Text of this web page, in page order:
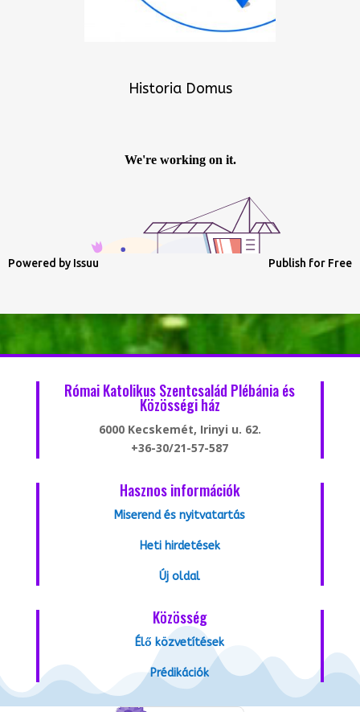
Historia Domus
Powered by Issuu Publish for Free
Római Katolikus Szentcsalád Plébánia és
Közösségi ház
6000 Kecskemét, Irinyi u. 62.
+36-30/21-57-587
Hasznos információk
Miserend és nyitvatartás
Heti hirdetések
Új oldal
Közösség
Élő közvetítések
Prédikációk